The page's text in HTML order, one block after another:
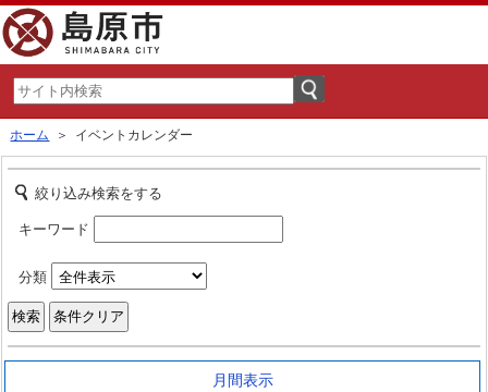
ホーム ＞ イベントカレンダー
絞り込み検索をする
キーワード
分類
月間表示